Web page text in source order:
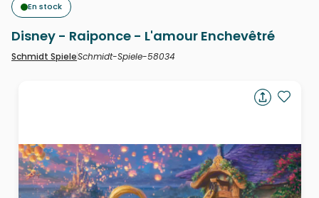
En stock
Disney - Raiponce - L'amour Enchevêtré
Schmidt SpieleSchmidt-Spiele-58034